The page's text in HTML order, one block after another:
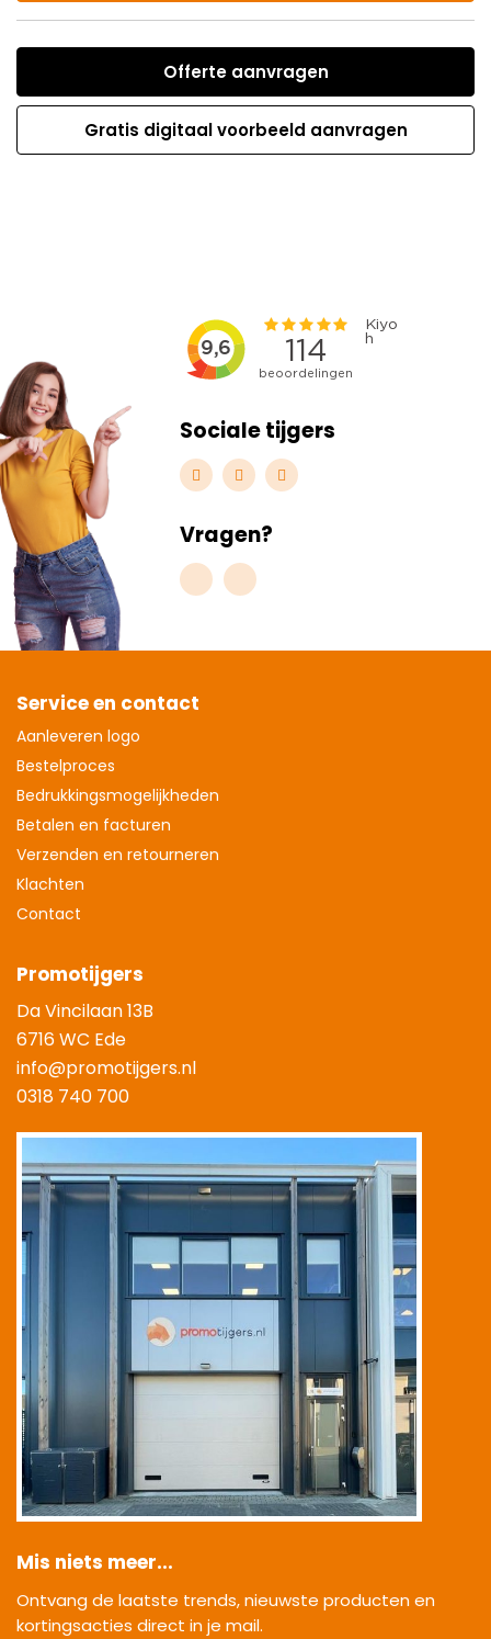
Offerte aanvragen
Gratis digitaal voorbeeld aanvragen
Sociale tijgers
Vragen?
Service en contact
Aanleveren logo
Bestelproces
Bedrukkingsmogelijkheden
Betalen en facturen
Verzenden en retourneren
Klachten
Contact
Promotijgers
Da Vincilaan 13B
6716 WC Ede
info@promotijgers.nl
0318 740 700
Mis niets meer...
Ontvang de laatste trends, nieuwste producten en
kortingsacties direct in je mail.